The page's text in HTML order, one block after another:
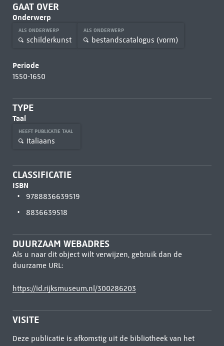
GAAT OVER
Onderwerp
ALS ONDERWERP
schilderkunst
ALS ONDERWERP
bestandscatalogus (vorm)
Periode
1550-1650
TYPE
Taal
HEEFT PUBLICATIE TAAL
Italiaans
CLASSIFICATIE
ISBN
9788836639519
8836639518
DUURZAAM WEBADRES
Als u naar dit object wilt verwijzen, gebruik dan de
duurzame URL:
https://id.rijksmuseum.nl/300286203
VISITE
Deze publicatie is afkomstig uit de bibliotheek van het